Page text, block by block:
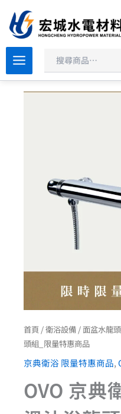
要
容
尋
首頁 /衛浴設備 / 面盆水龍頭
頭組_限量特惠商品
京典衛浴 限量特惠商品,
OVO 京典
始
價
格：
OVO
京
典
品